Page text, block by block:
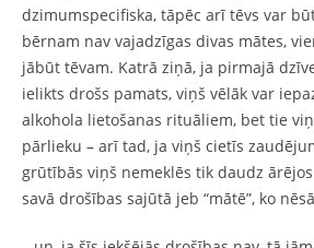
dzimumspecifiska, tāpēc arī tēvs var
bērnam nav vajadzīgas divas mātes,
jābūt tēvam. Katrā ziņā, ja pirmajā
ielikts drošs pamats, viņš vēlāk var
alkohola lietošanas rituāliem, bet tie
pārlieku – arī tad, ja viņš cietīs
grūtībās viņš nemeklēs tik daudz
savā drošības sajūtā jeb “mātē”, ko